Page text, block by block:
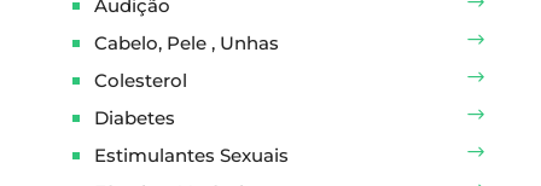
Audição
Cabelo, Pele , Unhas
Colesterol
Diabetes
Estimulantes Sexuais